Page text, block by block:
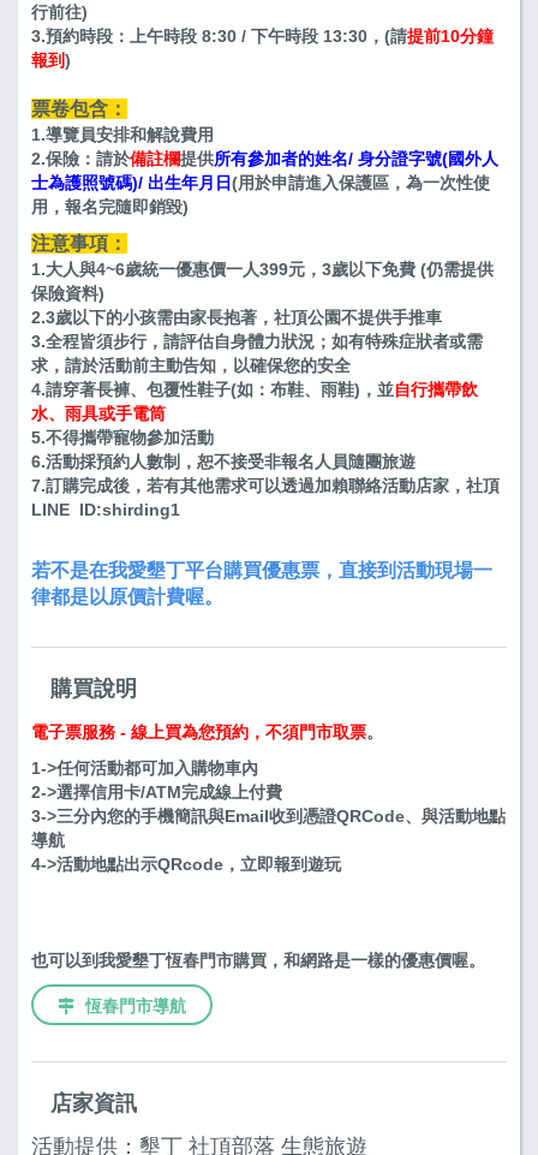
行前往)
3.預約時段：上午時段 8:30 / 下午時段 13:30，(請提前10分鐘
報到)
票卷包含：
1.導覽員安排和解說費用
2.保險：請於備註欄提供所有參加者的姓名/ 身分證字號(國外人
士為護照號碼)/ 出生年月日(用於申請進入保護區，為一次性使
用，報名完隨即銷毀)
注意事項：
1.大人與4~6歲統一優惠價一人399元，3歲以下免費 (仍需提供
保險資料)
2.3歲以下的小孩需由家長抱著，社頂公園不提供手推車
3.全程皆須步行，請評估自身體力狀況；如有特殊症狀者或需
求，請於活動前主動告知，以確保您的安全
4.請穿著長褲、包覆性鞋子(如：布鞋、雨鞋)，並自行攜帶飲
水、雨具或手電筒
5.不得攜帶寵物參加活動
6.活動採預約人數制，恕不接受非報名人員隨團旅遊
7.訂購完成後，若有其他需求可以透過加賴聯絡活動店家，社頂
LINE ID:shirding1
若不是在我愛墾丁平台購買優惠票，直接到活動現場一
律都是以原價計費喔。
購買說明
電子票服務 - 線上買為您預約，不須門市取票。
1->任何活動都可加入購物車內
2->選擇信用卡/ATM完成線上付費
3->三分內您的手機簡訊與Email收到憑證QRCode、與活動地點
導航
4->活動地點出示QRcode，立即報到遊玩
也可以到我愛墾丁恆春門市購買，和網路是一樣的優惠價喔。
恆春門市導航
店家資訊
活動提供：墾丁 社頂部落 生態旅遊